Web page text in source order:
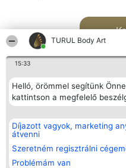
TURUL Body Art
15:33
Helló, örömmel segítünk
kattintson a megfelelő
Díjazott vagyok, marketing
átvenni
Szeretném regisztrálni
Problémám van
Rangsorszervező
SC Beautiful Company S.R.L.
Bulevardul Aleea Timișul De
Sus Nr. 2, Bl. A30, Sc. A, Et.
4, Ap. 13
Bukarest 53-238